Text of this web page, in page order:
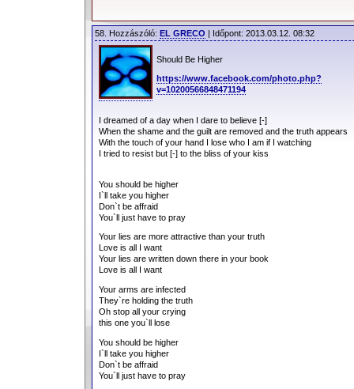
58. Hozzászóló: EL GRECO | Időpont: 2013.03.12. 08:32
Should Be Higher
https://www.facebook.com/photo.php?
v=10200566848471194
I dreamed of a day when I dare to believe [-]
When the shame and the guilt are removed and the truth appears
With the touch of your hand I lose who I am if I watching
I tried to resist but [-] to the bliss of your kiss
You should be higher
I`ll take you higher
Don`t be affraid
You`ll just have to pray
Your lies are more attractive than your truth
Love is all I want
Your lies are written down there in your book
Love is all I want
Your arms are infected
They`re holding the truth
Oh stop all your crying
this one you`ll lose
You should be higher
I`ll take you higher
Don`t be affraid
You`ll just have to pray